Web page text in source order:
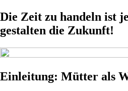
Die Zeit zu handeln ist
gestalten die Zukunft!
Einleitung: Mütter als